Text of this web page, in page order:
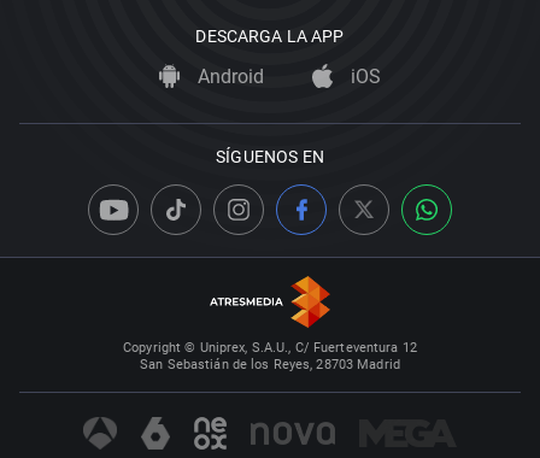
DESCARGA LA APP
Android iOS
SÍGUENOS EN
Copyright © Uniprex, S.A.U., C/ Fuerteventura 12
San Sebastián de los Reyes, 28703 Madrid